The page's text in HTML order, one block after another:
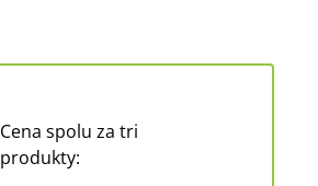
Cena spolu za tri
produkty: